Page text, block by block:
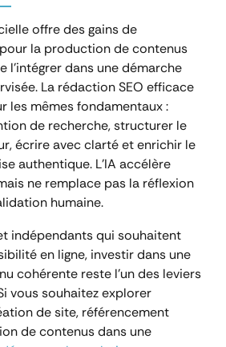
offre des gains de
la production de contenus
l’intégrer dans une démarche
La rédaction SEO efficace
les mêmes fondamentaux :
de recherche, structurer le
écrire avec clarté et enrichir le
authentique. L’IA accélère
ne remplace pas la réflexion
humaine.
et indépendants qui souhaitent
en ligne, investir dans une
cohérente reste l’un des leviers
vous souhaitez explorer
de site, référencement
de contenus dans une